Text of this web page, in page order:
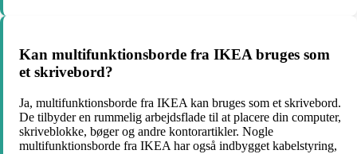
Kan multifunktionsborde fra IKEA bruges som
et skrivebord?
Ja, multifunktionsborde fra IKEA kan bruges som et skrivebord.
De tilbyder en rummelig arbejdsflade til at placere din computer,
skriveblokke, bøger og andre kontorartikler. Nogle
multifunktionsborde fra IKEA har også indbygget kabelstyring,